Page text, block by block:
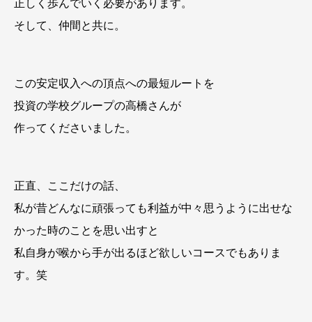
正しく歩んでいく必要があります。
そして、仲間と共に。
この安定収入への頂点への最短ルートを
投資の学校グループの高橋さんが
作ってくださいました。
正直、ここだけの話、
私が昔どんなに頑張っても利益が中々思うように出せな
かった時のことを思い出すと
私自身が喉から手が出るほど欲しいコースでもありま
す。笑